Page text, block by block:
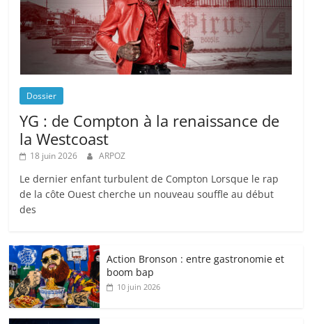
Dossier
YG : de Compton à la renaissance de
la Westcoast
18 juin 2026 ARPOZ
Le dernier enfant turbulent de Compton Lorsque le rap
de la côte Ouest cherche un nouveau souffle au début
des
Action Bronson : entre gastronomie et
boom bap
10 juin 2026